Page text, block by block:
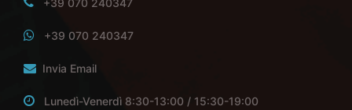
+39 070 240347
Invia Email
Lunedì-Venerdì 8:30-13:00 / 15:30-19:00